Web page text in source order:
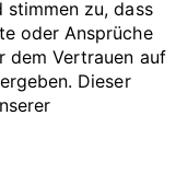
stimmen zu, dass
oder Ansprüche
dem Vertrauen auf
Dieser